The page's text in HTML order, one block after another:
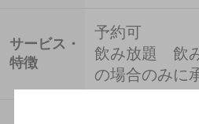
サービス・
特徴
予約可
飲み放題 飲
の場合のみに